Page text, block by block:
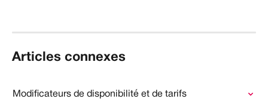
Articles connexes
Modificateurs de disponibilité et de tarifs